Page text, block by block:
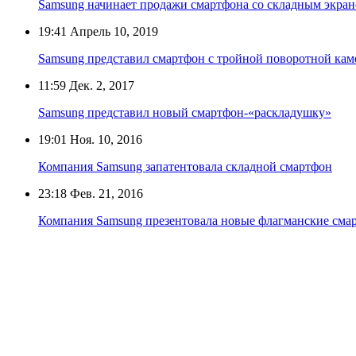
Samsung начинает продажи смартфона со складным
19:41 Апрель 10, 2019
Samsung представил смартфон с тройной поворотной
11:59 Дек. 2, 2017
Samsung представил новый смартфон-«раскладушку»
19:01 Ноя. 10, 2016
Компания Samsung запатентовала складной смартфон
23:18 Фев. 21, 2016
Компания Samsung презентовала новые флагманские